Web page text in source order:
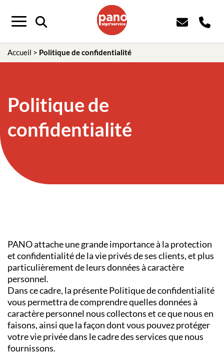
Menu
Accueil > Politique de confidentialité
Politique de
confidentialité
PANO attache une grande importance à la protection
et confidentialité de la vie privés de ses clients, et plus
particulièrement de leurs données à caractère
personnel.
Dans ce cadre, la présente Politique de confidentialité
vous permettra de comprendre quelles données à
caractère personnel nous collectons et ce que nous en
faisons, ainsi que la façon dont vous pouvez protéger
votre vie privée dans le cadre des services que nous
fournissons.
Panneau de gestion des cookies